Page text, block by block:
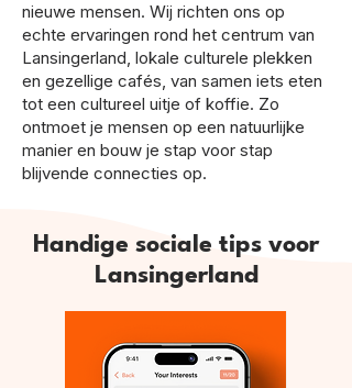
nieuwe mensen. Wij richten ons op
echte ervaringen rond het centrum van
Lansingerland, lokale culturele plekken
en gezellige cafés, van samen iets eten
tot een cultureel uitje of koffie. Zo
ontmoet je mensen op een natuurlijke
manier en bouw je stap voor stap
blijvende connecties op.
Handige sociale tips voor
Lansingerland